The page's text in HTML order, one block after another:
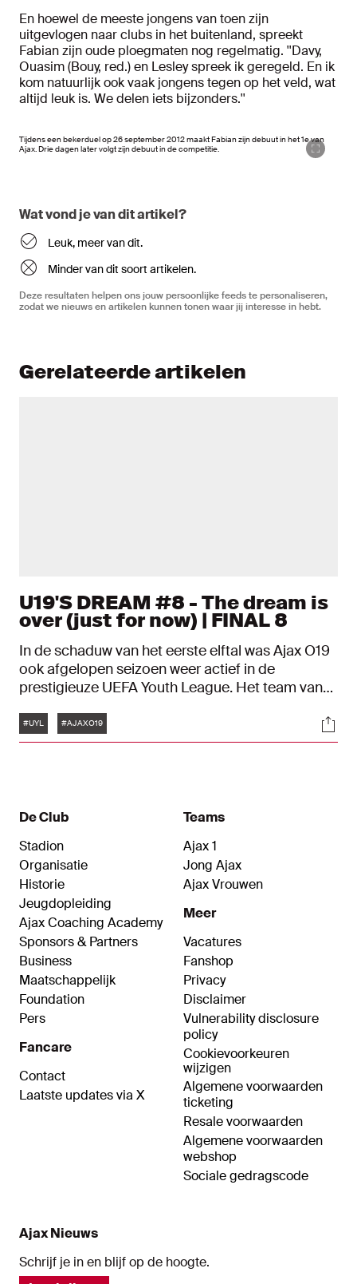
En hoewel de meeste jongens van toen zijn
uitgevlogen naar clubs in het buitenland, spreekt
Fabian zijn oude ploegmaten nog regelmatig. ''Davy,
Ouasim (Bouy, red.) en Lesley spreek ik geregeld. En ik
kom natuurlijk ook vaak jongens tegen op het veld, wat
altijd leuk is. We delen iets bijzonders.''
Tijdens een bekerduel op 26 september 2012 maakt Fabian zijn debuut in het 1e van
Ajax. Drie dagen later volgt zijn debuut in de competitie.
Wat vond je van dit artikel?
Leuk, meer van dit.
Minder van dit soort artikelen.
Deze resultaten helpen ons jouw persoonlijke feeds te personaliseren,
zodat we nieuws en artikelen kunnen tonen waar jij interesse in hebt.
Gerelateerde artikelen
U19'S DREAM #8 - The dream is
over (just for now) | FINAL 8
In de schaduw van het eerste elftal was Ajax O19
ook afgelopen seizoen weer actief in de
prestigieuze UEFA Youth League. Het team van
de Champions League voor jeugdploegen te
winnen.
Tags
#UYL #AJAXO19
De Club
Stadion
Organisatie
Historie
Jeugdopleiding
Ajax Coaching Academy
Sponsors & Partners
Business
Maatschappelijk
Foundation
Pers
Fancare
Contact
Laatste updates via X
Teams
Ajax 1
Jong Ajax
Ajax Vrouwen
Meer
Vacatures
Fanshop
Privacy
Disclaimer
Vulnerability disclosure
policy
Cookievoorkeuren
wijzigen
Algemene voorwaarden
ticketing
Resale voorwaarden
Algemene voorwaarden
webshop
Sociale gedragscode
Ajax Nieuws
Schrijf je in en blijf op de hoogte.